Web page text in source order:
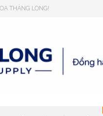
THĂNG LONG!